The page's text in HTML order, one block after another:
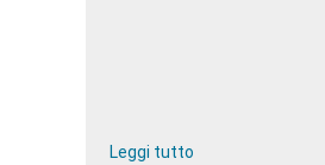
Leggi tutto